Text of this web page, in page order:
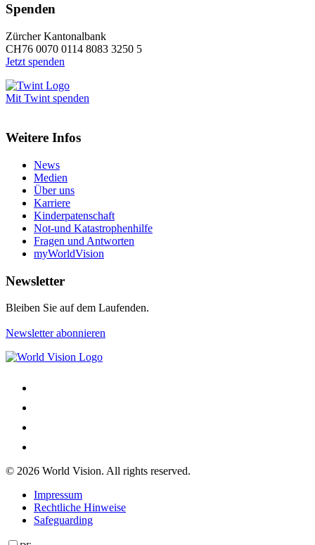
Spenden
Zürcher Kantonalbank
CH76 0070 0114 8083 3250 5
Jetzt spenden
Mit Twint spenden
Weitere Infos
News
Medien
Über uns
Karriere
Kinderpatenschaft
Not-und Katastrophenhilfe
Fragen und Antworten
myWorldVision
Newsletter
Bleiben Sie auf dem Laufenden.
Newsletter abonnieren
© 2026 World Vision. All rights reserved.
Impressum
Rechtliche Hinweise
Safeguarding